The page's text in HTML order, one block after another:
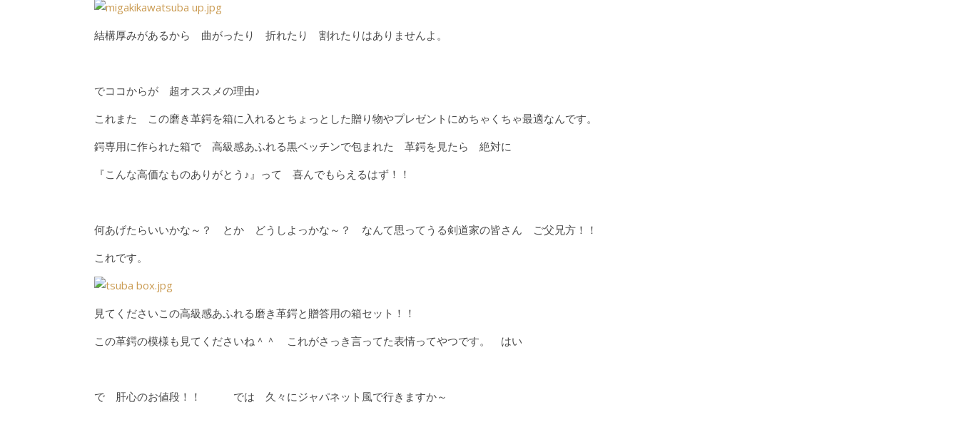
結構厚みがあるから 曲がったり 折れたり 割れたりはありませんよ。
でココからが 超オススメの理由♪
これまた この磨き革鍔を箱に入れるとちょっとした贈り物やプレゼントにめちゃくちゃ最適なんです。
鍔専用に作られた箱で 高級感あふれる黒ベッチンで包まれた 革鍔を見たら 絶対に
『こんな高価なものありがとう♪』って 喜んでもらえるはず！！
何あげたらいいかな～？ とか どうしよっかな～？ なんて思ってうる剣道家の皆さん ご父兄方！！
これです。
見てくださいこの高級感あふれる磨き革鍔と贈答用の箱セット！！
この革鍔の模様も見てくださいね＾＾ これがさっき言ってた表情ってやつです。 はい
で 肝心のお値段！！ では 久々にジャパネット風で行きますか～